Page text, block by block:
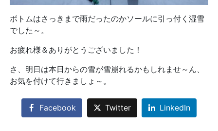
ボトムはさっきまで雨だったのかソールに引っ付く湿雪
でした～。
お疲れ様＆ありがとうございました！
さ、明日は本日からの雪が雪崩れるかもしれませ～ん、
お気を付けて行きましょ～。
Facebook Twitter LinkedIn